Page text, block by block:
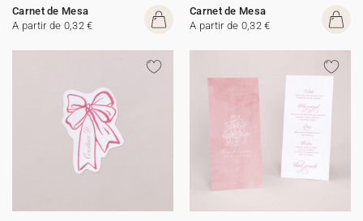
Carnet de Mesa
A partir de 0,32 €
Carnet de Mesa
A partir de 0,32 €